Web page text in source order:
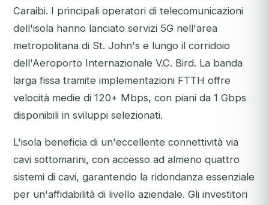
Caraibi. I principali operatori di telecomunicazioni
dell'isola hanno lanciato servizi 5G nell'area
metropolitana di St. John's e lungo il corridoio
dell'Aeroporto Internazionale V.C. Bird. La banda
larga fissa tramite implementazioni FTTH offre
velocità medie di 120+ Mbps, con piani da 1 Gbps
disponibili in sviluppi selezionati.
L'isola beneficia di un'eccellente connettività via
cavi sottomarini, con accesso ad almeno quattro
sistemi di cavi, garantendo la ridondanza essenziale
per un'affidabilità di livello aziendale. Gli investitori